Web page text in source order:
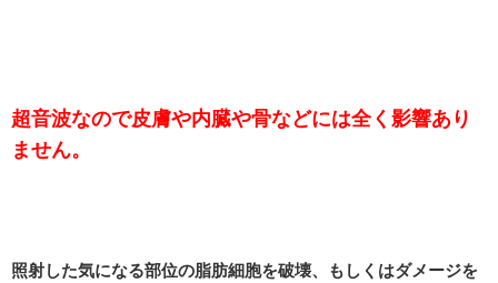
超音波なので皮膚や内臓や骨などには全く影響あり
ません。
照射した気になる部位の脂肪細胞を破壊、もしくはダメージを